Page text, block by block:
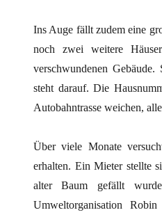
Ins Auge fällt zudem eine
noch zwei weitere
verschwundenen
steht darauf. Die
Autobahntrasse weichen,
Über viele Monate
erhalten. Ein Mieter stellte
alter Baum gefällt
Umweltorganisation